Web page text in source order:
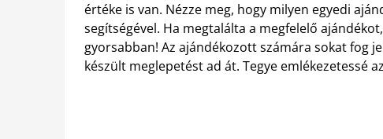
értéke is van. Nézze meg, hogy milyen egyedi
segítségével. Ha megtalálta a megfelelő
gyorsabban! Az ajándékozott számára sokat fog
készült meglepetést ad át. Tegye emlékezetessé